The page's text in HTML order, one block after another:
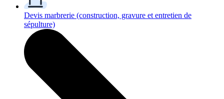
Devis marbrerie (construction, gravure et entretien de
sépulture)